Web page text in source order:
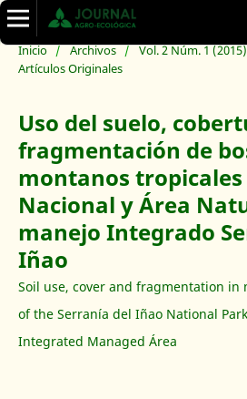
Inicio / Archivos / Vol. 2 Núm. 1
Artículos Originales
Uso del suelo,
fragmentación de
montanos tropicales
Nacional y Área
manejo Integrado
Iñao
Soil use, cover and fragmentation
of the Serranía del Iñao National
Integrated Managed Área